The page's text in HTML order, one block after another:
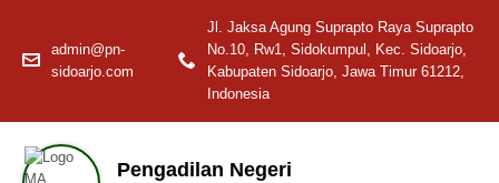
admin@pn-
sidoarjo.com
Jl. Jaksa Agung Suprapto Raya Suprapto
No.10, Rw1, Sidokumpul, Kec. Sidoarjo,
Kabupaten Sidoarjo, Jawa Timur 61212,
Indonesia
Pengadilan Negeri